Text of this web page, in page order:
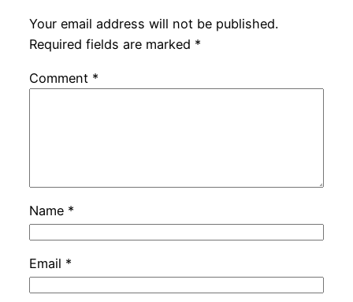
Your email address will not be published.
Required fields are marked *
Comment *
Name *
Email *